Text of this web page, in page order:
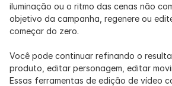
iluminação ou o ritmo das cenas não
objetivo da campanha, regenere ou
começar do zero.
Você pode continuar refinando o
produto, editar personagem, editar
Essas ferramentas de edição de vídeo